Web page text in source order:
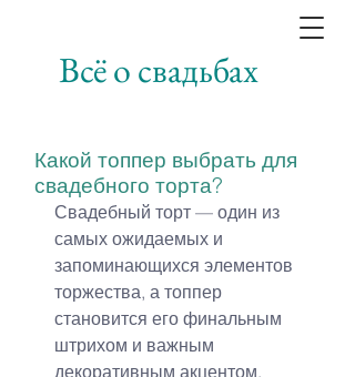
Всё о свадьбах
Какой топпер выбрать для
свадебного торта?
Свадебный торт — один из
самых ожидаемых и
запоминающихся элементов
торжества, а топпер
становится его финальным
штрихом и важным
декоративным акцентом.